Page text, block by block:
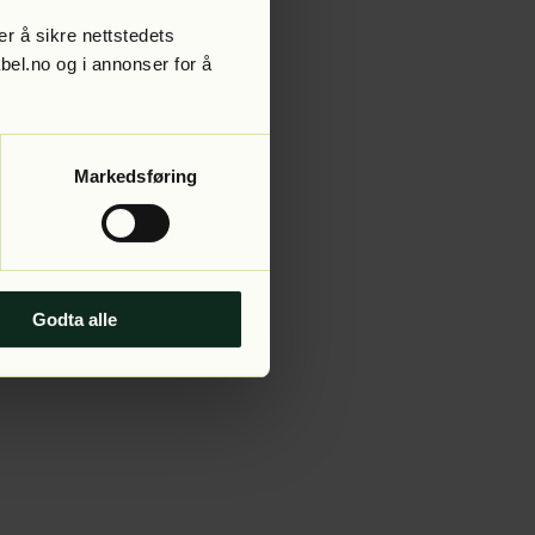
å sikre nettstedets
og i annonser for å
Markedsføring
Godta alle